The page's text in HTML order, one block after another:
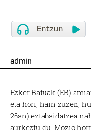
admin
Ezker Batuak (EB)
eta hori, hain zuzen,
26an) eztabaidatzea
aurkeztu du. Mozio